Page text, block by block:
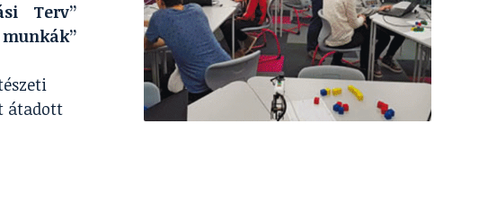
Terv”
átadott